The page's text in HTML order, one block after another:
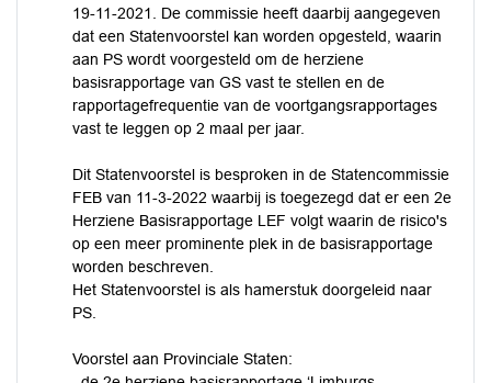
19-11-2021. De commissie heeft daarbij aangegeven
dat een Statenvoorstel kan worden opgesteld, waarin
aan PS wordt voorgesteld om de herziene
basisrapportage van GS vast te stellen en de
rapportagefrequentie van de voortgangsrapportages
vast te leggen op 2 maal per jaar.
Dit Statenvoorstel is besproken in de Statencommissie
FEB van 11-3-2022 waarbij is toegezegd dat er een 2e
Herziene Basisrapportage LEF volgt waarin de risico's
op een meer prominente plek in de basisrapportage
worden beschreven.
Het Statenvoorstel is als hamerstuk doorgeleid naar
PS.
Voorstel aan Provinciale Staten: